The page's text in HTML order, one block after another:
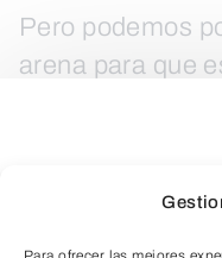
Pero podemos
arena para que